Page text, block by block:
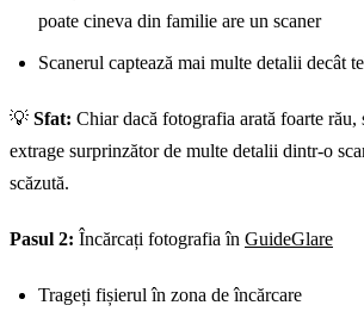
poate cineva din familie are un scaner
Scanerul captează mai multe detalii decât
💡 Sfat: Chiar dacă fotografia arată foarte rău,
extrage surprinzător de multe detalii dintr-o
scăzută.
Pasul 2: Încărcați fotografia în GuideGlare
Trageți fișierul în zona de încărcare